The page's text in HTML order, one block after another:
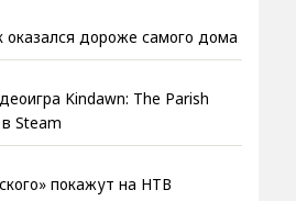
оказался дороже самого дома
Kindawn: The Parish
Steam
покажут на НТВ